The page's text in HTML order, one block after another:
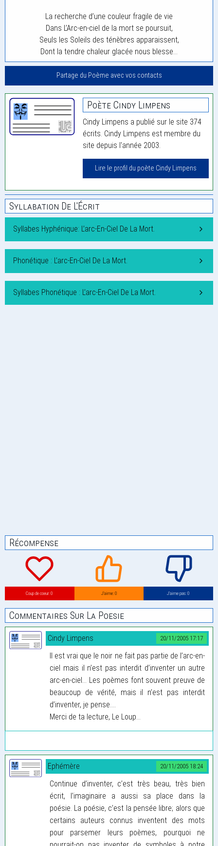
La recherche d’une couleur fragile de vie
Dans L’Arc-en-ciel de la mort se poursuit,
Seuls les Soleils des ténèbres apparaissent,
Dont la tendre chaleur glacée nous blesse…
Partage du Poème avec vos contacts
Poète Cindy Limpens
Cindy Limpens a publié sur le site 374
écrits. Cindy Limpens est membre du
site depuis l'année 2003.
Lire le profil du poète Cindy Limpens
Syllabation De L'Écrit
Syllabes Hyphénique: L’arc-En-Ciel De La Mort.
Phonétique : L’arc-En-Ciel De La Mort.
Syllabes Phonétique : L’arc-En-Ciel De La Mort.
Récompense
Coup de coeur: 0 J’aime: 0 J’aime pas: 0
Commentaires Sur La Poesie
20/11/2005 17:17
Cindy Limpens
Il est vrai que le noir ne fait pas partie de l’arc-en-
ciel mais il n’est pas interdit d’inventer un autre
arc-en-ciel... Les poèmes font souvent preuve de
beaucoup de vérité, mais il n’est pas interdit
d’inventer, je pense....
Merci de ta lecture, Le Loup...
20/11/2005 18:24
Ephémère
Continue d’inventer, c’est très beau, très bien
écrit, l’imaginaire a aussi sa place dans la
poésie. La poésie, c’est la pensée libre; alors que
certains auteurs connus inventent des mots
pour parsemer leurs poèmes, pourquoi ne